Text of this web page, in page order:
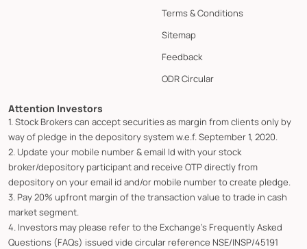
Terms & Conditions
Sitemap
Feedback
ODR Circular
Attention Investors
1. Stock Brokers can accept securities as margin from clients only by
way of pledge in the depository system w.e.f. September 1, 2020.
2. Update your mobile number & email Id with your stock
broker/depository participant and receive OTP directly from
depository on your email id and/or mobile number to create pledge.
3. Pay 20% upfront margin of the transaction value to trade in cash
market segment.
4. Investors may please refer to the Exchange's Frequently Asked
Questions (FAQs) issued vide circular reference NSE/INSP/45191